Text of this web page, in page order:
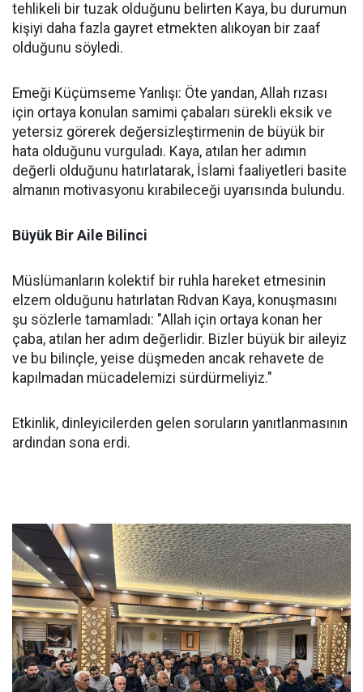
tehlikeli bir tuzak olduğunu belirten Kaya, bu durumun
kişiyi daha fazla gayret etmekten alıkoyan bir zaaf
olduğunu söyledi.
Emeği Küçümseme Yanlışı: Öte yandan, Allah rızası
için ortaya konulan samimi çabaları sürekli eksik ve
yetersiz görerek değersizleştirmenin de büyük bir
hata olduğunu vurguladı. Kaya, atılan her adımın
değerli olduğunu hatırlatarak, İslami faaliyetleri basite
almanın motivasyonu kırabileceği uyarısında bulundu.
Büyük Bir Aile Bilinci
Müslümanların kolektif bir ruhla hareket etmesinin
elzem olduğunu hatırlatan Rıdvan Kaya, konuşmasını
şu sözlerle tamamladı: "Allah için ortaya konan her
çaba, atılan her adım değerlidir. Bizler büyük bir aileyiz
ve bu bilinçle, yeise düşmeden ancak rehavete de
kapılmadan mücadelemizi sürdürmeliyiz."
Etkinlik, dinleyicilerden gelen soruların yanıtlanmasının
ardından sona erdi.